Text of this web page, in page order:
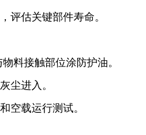
评估关键部件寿命。
料接触部位涂防护油。
尘进入。
空载运行测试。